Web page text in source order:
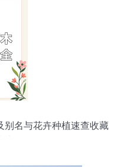
别名与花卉种植速查收藏